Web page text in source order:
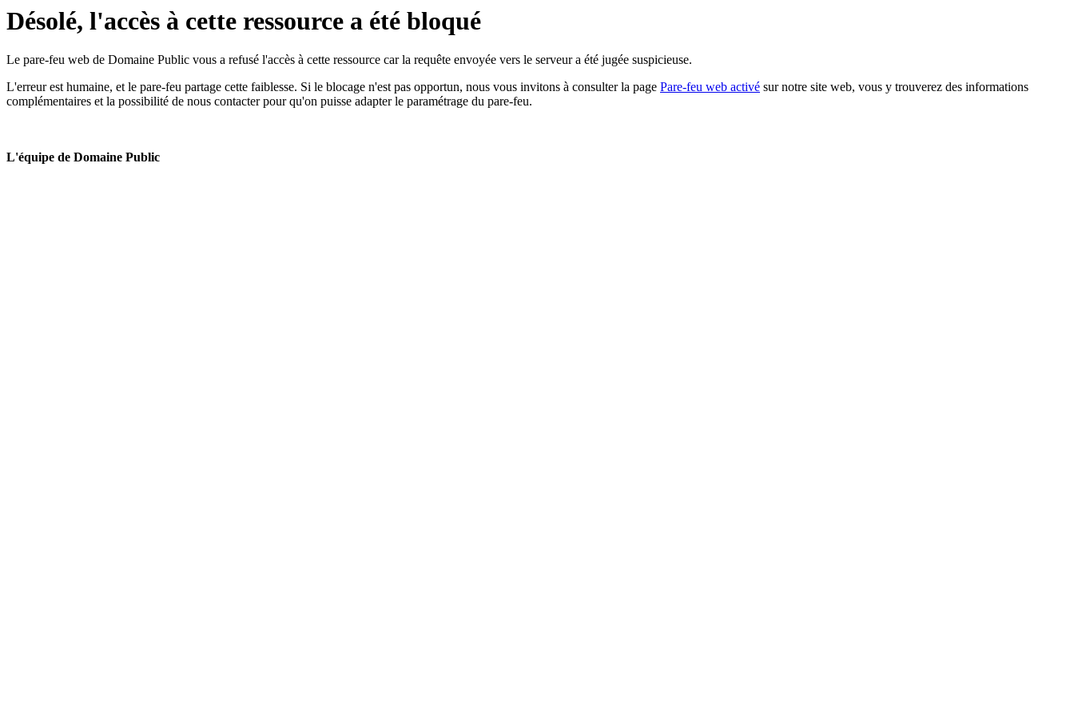
Désolé, l'accès à cette ressource a été bloqué
Le pare-feu web de Domaine Public vous a refusé l'accès à cette ressource car la requête envoyée vers le serveur a été jugée suspicieuse.
L'erreur est humaine, et le pare-feu partage cette faiblesse. Si le blocage n'est pas opportun, nous vous invitons à consulter la page Pare-feu web activé sur notre site web, vous y trouverez des informations
complémentaires et la possibilité de nous contacter pour qu'on puisse adapter le paramétrage du pare-feu.
L'équipe de Domaine Public